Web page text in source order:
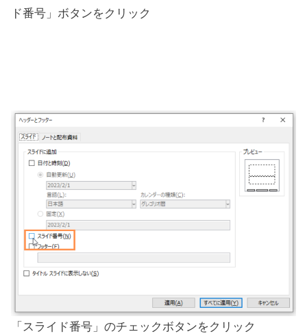
ド番号」ボタンをクリック
「スライド番号」のチェックボタンをクリック